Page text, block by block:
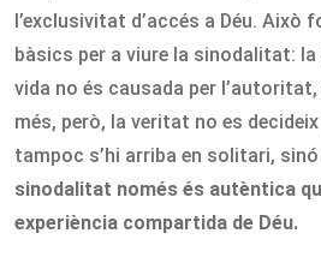
l’exclusivitat d’accés a Déu. Això
bàsics per a viure la sinodalitat:
vida no és causada per
més, però, la veritat no es
tampoc s’hi arriba en solitari,
sinodalitat només és autèntica
experiència compartida de Déu.